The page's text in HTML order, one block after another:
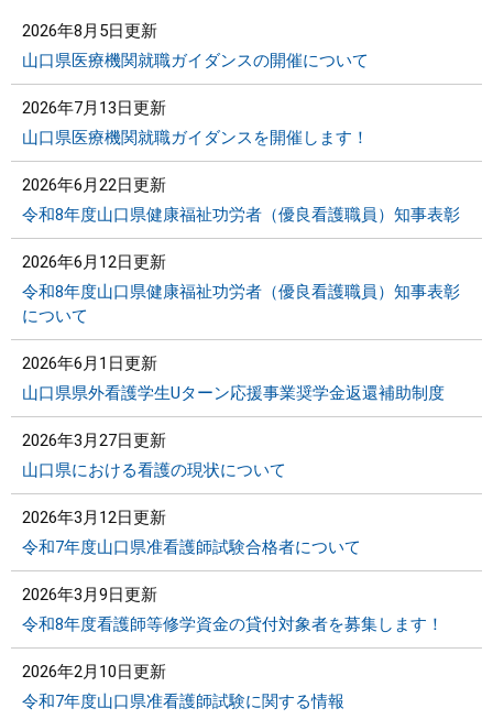
2026年8月5日更新
山口県医療機関就職ガイダンスの開催について
2026年7月13日更新
山口県医療機関就職ガイダンスを開催します！
2026年6月22日更新
令和8年度山口県健康福祉功労者（優良看護職員）知事表彰
2026年6月12日更新
令和8年度山口県健康福祉功労者（優良看護職員）知事表彰
について
2026年6月1日更新
山口県県外看護学生Uターン応援事業奨学金返還補助制度
2026年3月27日更新
山口県における看護の現状について
2026年3月12日更新
令和7年度山口県准看護師試験合格者について
2026年3月9日更新
令和8年度看護師等修学資金の貸付対象者を募集します！
2026年2月10日更新
令和7年度山口県准看護師試験に関する情報